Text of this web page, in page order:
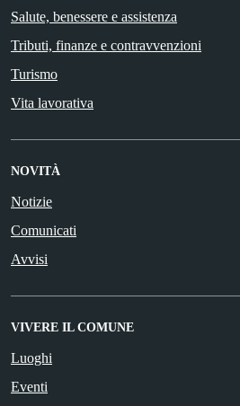
Salute, benessere e assistenza
Tributi, finanze e contravvenzioni
Turismo
Vita lavorativa
NOVITÀ
Notizie
Comunicati
Avvisi
VIVERE IL COMUNE
Luoghi
Eventi